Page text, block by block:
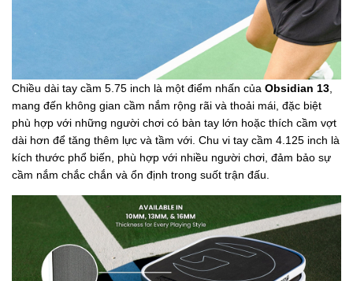
Chiều dài tay cầm 5.75 inch là một điểm nhấn của Obsidian 13
mang đến không gian cầm nắm rộng rãi và thoải mái, đặc biệt
phù hợp với những người chơi có bàn tay lớn hoặc thích cầm vợt
dài hơn để tăng thêm lực và tầm với. Chu vi tay cầm 4.125 inch là
kích thước phổ biến, phù hợp với nhiều người chơi, đảm bảo sự
cầm nắm chắc chắn và ổn định trong suốt trận đấu.